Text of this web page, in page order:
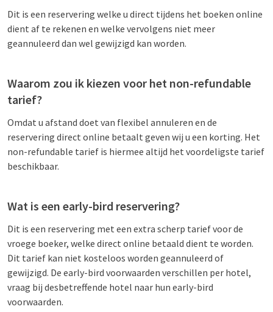
Dit is een reservering welke u direct tijdens het boeken online
dient af te rekenen en welke vervolgens niet meer
geannuleerd dan wel gewijzigd kan worden.
Waarom zou ik kiezen voor het non-refundable
tarief?
Omdat u afstand doet van flexibel annuleren en de
reservering direct online betaalt geven wij u een korting. Het
non-refundable tarief is hiermee altijd het voordeligste tarief
beschikbaar.
Wat is een early-bird reservering?
Dit is een reservering met een extra scherp tarief voor de
vroege boeker, welke direct online betaald dient te worden.
Dit tarief kan niet kosteloos worden geannuleerd of
gewijzigd. De early-bird voorwaarden verschillen per hotel,
vraag bij desbetreffende hotel naar hun early-bird
voorwaarden.